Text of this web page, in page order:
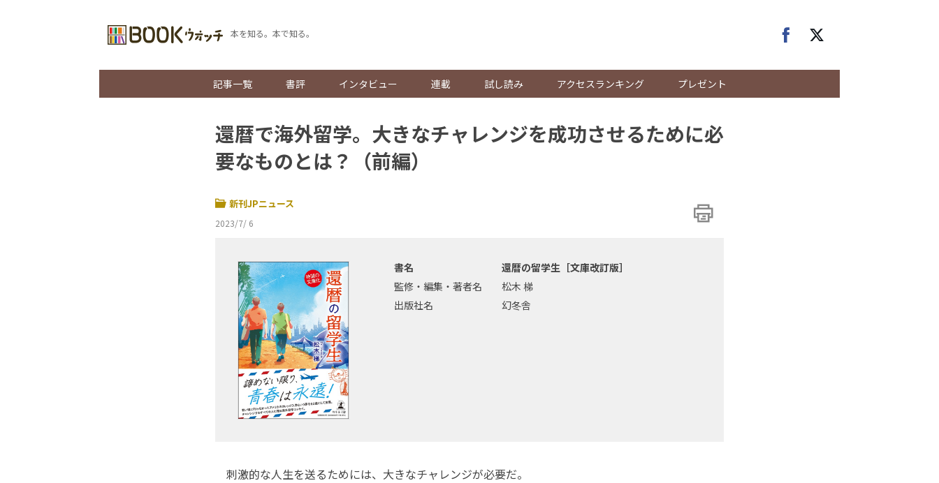
本を知る。本で知る。
記事一覧 書評 インタビュー 連載 試し読み アクセスランキング プレゼント
還暦で海外留学。大きなチャレンジを成功させるために必
要なものとは？（前編）
新刊JPニュース
2023/7/ 6
書名
還暦の留学生［文庫改訂版］
監修・編集・著者名
松木 梯
出版社名
幻冬舎
刺激的な人生を送るためには、大きなチャレンジが必要だ。